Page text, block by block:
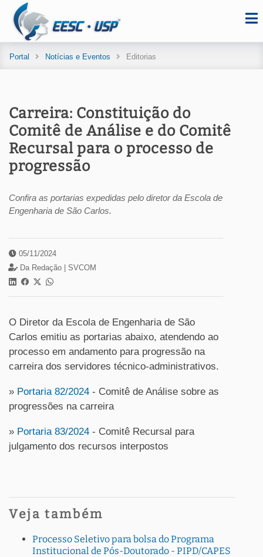
Portal Notícias e Eventos Editorias
Carreira: Constituição do
Comitê de Análise e do Comitê
Recursal para o processo de
progressão
Confira as portarias expedidas pelo diretor da Escola de
Engenharia de São Carlos.
05/11/2024
Da Redação | SVCOM
O Diretor da Escola de Engenharia de São
Carlos emitiu as portarias abaixo, atendendo ao
processo em andamento para progressão na
carreira dos servidores técnico-administrativos.
» Portaria 82/2024 - Comitê de Análise sobre as
progressões na carreira
» Portaria 83/2024 - Comitê Recursal para
julgamento dos recursos interpostos
Veja também
Processo Seletivo para bolsa do Programa
Institucional de Pós-Doutorado - PIPD/CAPES